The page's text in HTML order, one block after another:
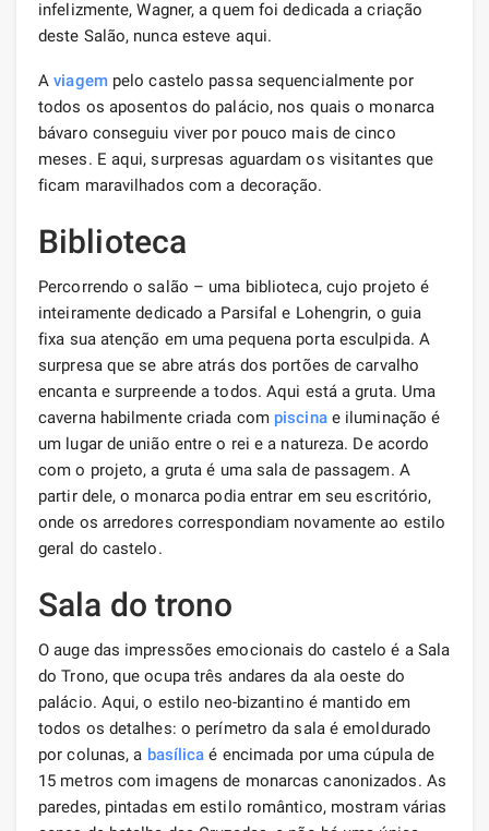
infelizmente, Wagner, a quem foi dedicada a criação
deste Salão, nunca esteve aqui.
Aviagempelo castelo passa sequencialmente por
todos os aposentos do palácio, nos quais o monarca
bávaro conseguiu viver por pouco mais de cinco
meses. E aqui, surpresas aguardam os visitantes que
ficam maravilhados com a decoração.
Biblioteca
Percorrendo o salão – uma biblioteca, cujo projeto é
inteiramente dedicado a Parsifal e Lohengrin, o guia
fixa sua atenção em uma pequena porta esculpida. A
surpresa que se abre atrás dos portões de carvalho
encanta e surpreende a todos. Aqui está a gruta. Uma
caverna habilmente criada com piscinae iluminação é
um lugar de união entre o rei e a natureza. De acordo
com o projeto, a gruta é uma sala de passagem. A
partir dele, o monarca podia entrar em seu escritório,
onde os arredores correspondiam novamente ao estilo
geral do castelo.
Sala do trono
O auge das impressões emocionais do castelo é a Sala
do Trono, que ocupa três andares da ala oeste do
palácio. Aqui, o estilo neo-bizantino é mantido em
todos os detalhes: o perímetro da sala é emoldurado
por colunas, a basílica é encimada por uma cúpula de
15 metros com imagens de monarcas canonizados. As
paredes, pintadas em estilo romântico, mostram várias